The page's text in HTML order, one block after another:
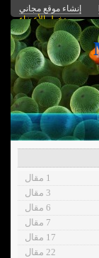
إنشاء موقع مجاني
دخول الأعضاء
1 مقال
3 مقال
6 مقال
7 مقال
17 مقال
22 مقال